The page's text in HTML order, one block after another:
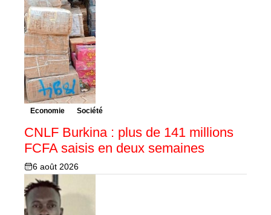
Economie Société
CNLF Burkina : plus de 141 millions
FCFA saisis en deux semaines
6 août 2026